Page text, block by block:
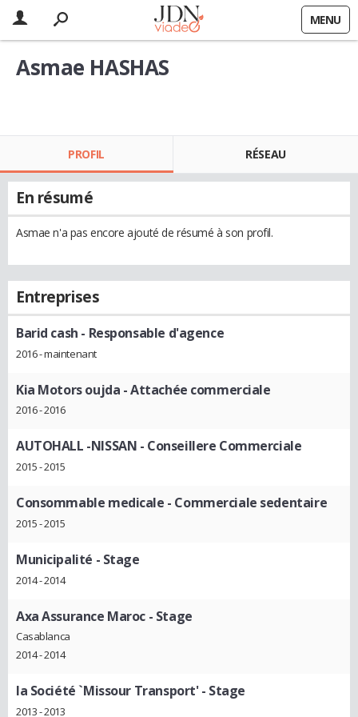
MENU
Asmae HASHAS
PROFIL RÉSEAU
En résumé
Asmae n'a pas encore ajouté de résumé à son profil.
Entreprises
Barid cash - Responsable d'agence
2016 - maintenant
Kia Motors oujda - Attachée commerciale
2016 - 2016
AUTOHALL -NISSAN - Conseillere Commerciale
2015 - 2015
Consommable medicale - Commerciale sedentaire
2015 - 2015
Municipalité - Stage
2014 - 2014
Axa Assurance Maroc - Stage
Casablanca
2014 - 2014
la Société `Missour Transport'- Stage
2013 - 2013